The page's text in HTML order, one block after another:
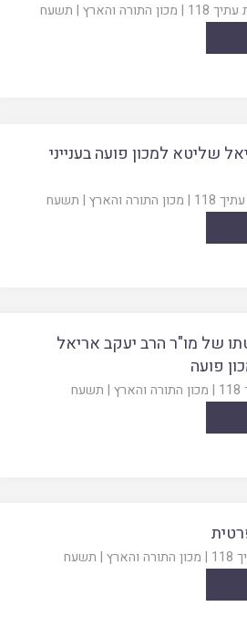
118
| מכון התורה והארץ | תשעח
שליטא למכון פועה בענייני
118
| מכון התורה והארץ | תשעח
של מו"ר הרב יעקב אריאל
פועה
| מכון התורה והארץ | תשעח
| מכון התורה והארץ | תשעח